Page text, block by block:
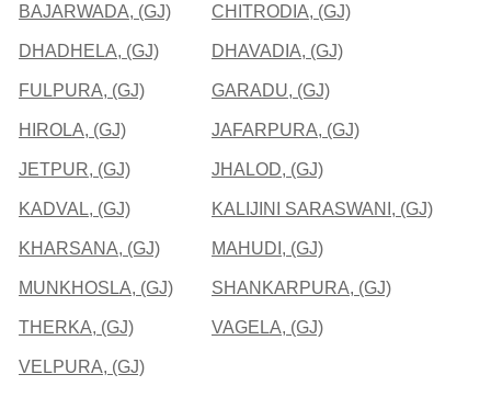
BAJARWADA, (GJ) CHITRODIA, (GJ)
DHADHELA, (GJ) DHAVADIA, (GJ)
FULPURA, (GJ) GARADU, (GJ)
HIROLA, (GJ) JAFARPURA, (GJ)
JETPUR, (GJ) JHALOD, (GJ)
KADVAL, (GJ) KALIJINI SARASWANI, (GJ)
KHARSANA, (GJ) MAHUDI, (GJ)
MUNKHOSLA, (GJ) SHANKARPURA, (GJ)
THERKA, (GJ) VAGELA, (GJ)
VELPURA, (GJ)